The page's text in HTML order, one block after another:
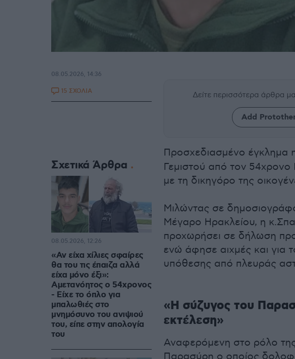
Δείτε περισσότερα άρθρα
Add
Προσχεδιασμένο έγκλημα
Γεμιστού από τον
με τη δικηγόρο της
Μιλώντας σε
Μέγαρο Ηρακλείου, η
προχωρήσει σε δήλωση
ενώ άφησε αιχμές και για
υπόθεσης από πλευράς
«Η σύζυγος του
εκτέλεση»
Αναφερόμενη στο ρόλο
Παρασύρη ο οποίος
08.05.2026, 14:36
15 ΣΧΟΛΙΑ
Σχετικά Άρθρα
«Αν είχα χίλιες σφαίρες
θα του τις έπαιζα αλλά
είχα μόνο έξι»:
Αμετανόητος ο 54χρονος
- Είχε το όπλο για
μπαλωθιές στο
μνημόσυνο του ανιψιού
του, είπε στην απολογία
του
08.05.2026, 12:26